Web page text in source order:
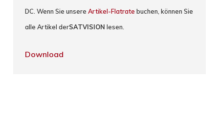
DC. Wenn Sie unsereArtikel-Flatrate buchen, können Sie
alle Artikel derSATVISION lesen.
Download